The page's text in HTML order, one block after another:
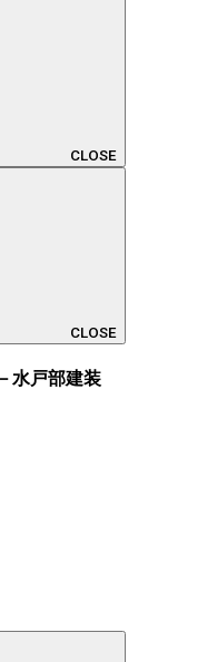
CLOSE
CLOSE
水戸部建装